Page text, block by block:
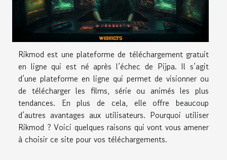
Rikmod est une plateforme de téléchargement gratuit
en ligne qui est né après l’échec de Pijpa. Il s’agit
d’une plateforme en ligne qui permet de visionner ou
de télécharger les films, série ou animés les plus
tendances. En plus de cela, elle offre beaucoup
d’autres avantages aux utilisateurs. Pourquoi utiliser
Rikmod ? Voici quelques raisons qui vont vous amener
à choisir ce site pour vos téléchargements.